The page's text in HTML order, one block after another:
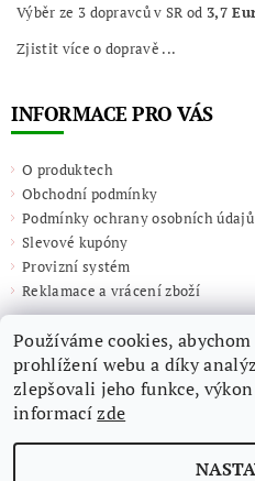
Výběr ze 3 dopravců v SR od 3,7
Zjistit více o dopravě ...
INFORMACE PRO VÁS
O produktech
Obchodní podmínky
Podmínky ochrany osobních údajů
Slevové kupóny
Provizní systém
Reklamace a vrácení zboží
Používáme cookies,
prohlížení webu a díky
zlepšovali jeho funkce,
informacízde